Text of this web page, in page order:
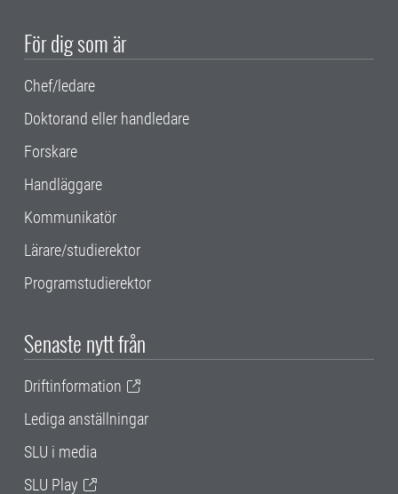
För dig som är
Chef/ledare
Doktorand eller handledare
Forskare
Handläggare
Kommunikatör
Lärare/studierektor
Programstudierektor
Senaste nytt från
Driftinformation
Lediga anställningar
SLU i media
SLU Play